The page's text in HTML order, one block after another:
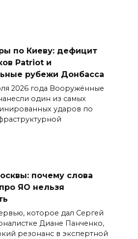
по Киеву: дефицит
Patriot и
рубежи Донбасса
2026 года Вооружённые
один из самых
ударов по
почему слова
ЯО нельзя
которое дал Сергей
Диане Панченко,
резонанс в экспертной